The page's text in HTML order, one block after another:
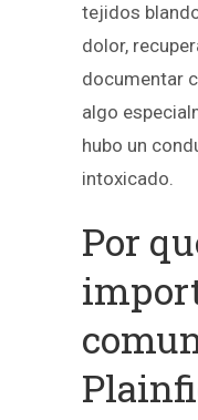
tejidos
dolor,
documentar
algo
hubo un
intoxicado.
Por